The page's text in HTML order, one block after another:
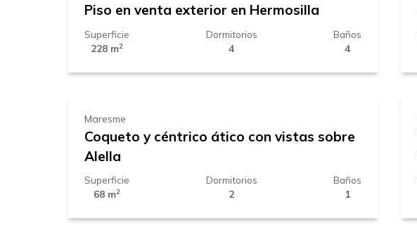
Piso en venta exterior en Hermosilla
Superficie
228 m2
Dormitorios
4
Baños
4
349.000 €
Maresme
Coqueto y céntrico ático con vistas sobre
Alella
Superficie
68 m2
Dormitorios
2
Baños
1
3.959.000 €